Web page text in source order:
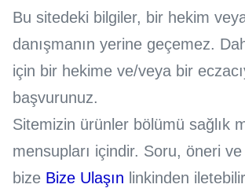
Bu sitedeki bilgiler, bir hekim
danışmanın yerine geçemez.
için bir hekime ve/veya bir
başvurunuz.
Sitemizin ürünler bölümü sağlık
mensupları içindir. Soru, öneri
bize Bize Ulaşın linkinden